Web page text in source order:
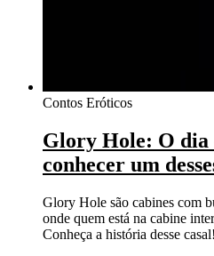
Contos Eróticos
Glory Hole: O dia
conhecer um
Glory Hole são cabines com
onde quem está na cabine
Conheça a história desse casal!